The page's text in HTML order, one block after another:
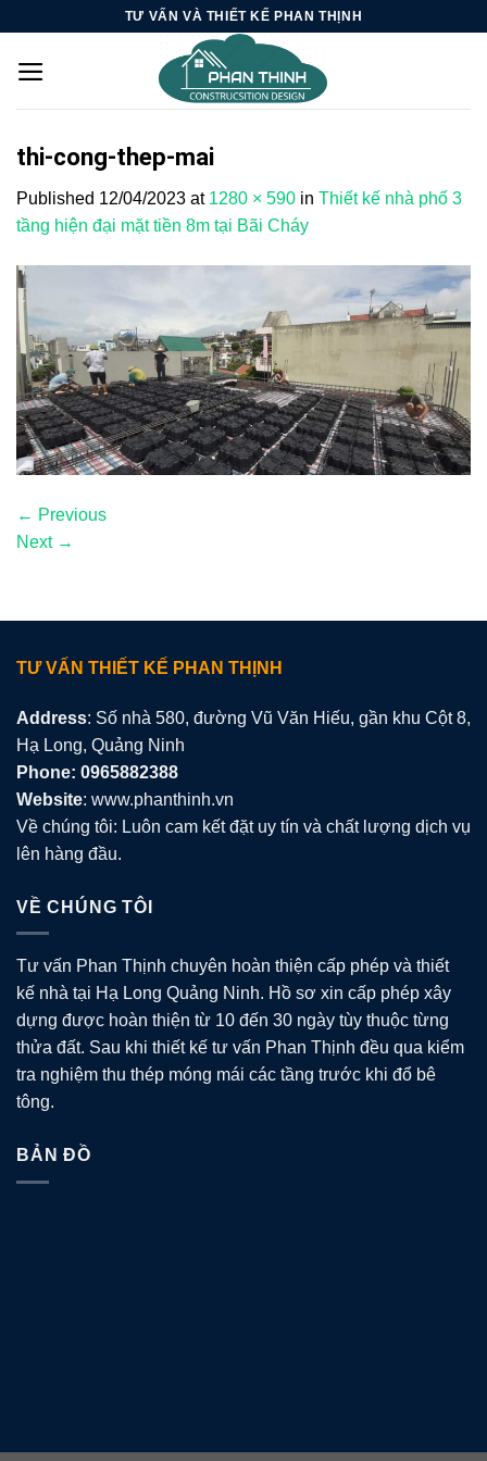
content
TƯ VẤN VÀ THIẾT KẾ PHAN THỊNH
thi-cong-thep-mai
Published 12/04/2023 at 1280 × 590 in Thiết kế nhà phố 3
tầng hiện đại mặt tiền 8m tại Bãi Cháy
← Previous
Next →
TƯ VẤN THIẾT KẾ PHAN THỊNH
Address: Số nhà 580, đường Vũ Văn Hiếu, gần khu Cột 8,
Hạ Long, Quảng Ninh
Phone: 0965882388
Website: www.phanthinh.vn
Về chúng tôi: Luôn cam kết đặt uy tín và chất lượng dịch vụ
lên hàng đầu.
VỀ CHÚNG TÔI
Tư vấn Phan Thịnh chuyên hoàn thiện cấp phép và thiết
kế nhà tại Hạ Long Quảng Ninh. Hồ sơ xin cấp phép xây
dựng được hoàn thiện từ 10 đến 30 ngày tùy thuộc từng
thửa đất. Sau khi thiết kế tư vấn Phan Thịnh đều qua kiểm
tra nghiệm thu thép móng mái các tầng trước khi đổ bê
tông.
BẢN ĐỒ